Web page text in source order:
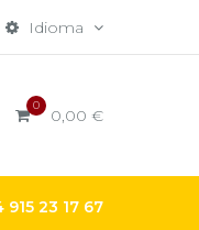
Idioma
0 0,00 €
23 17 67